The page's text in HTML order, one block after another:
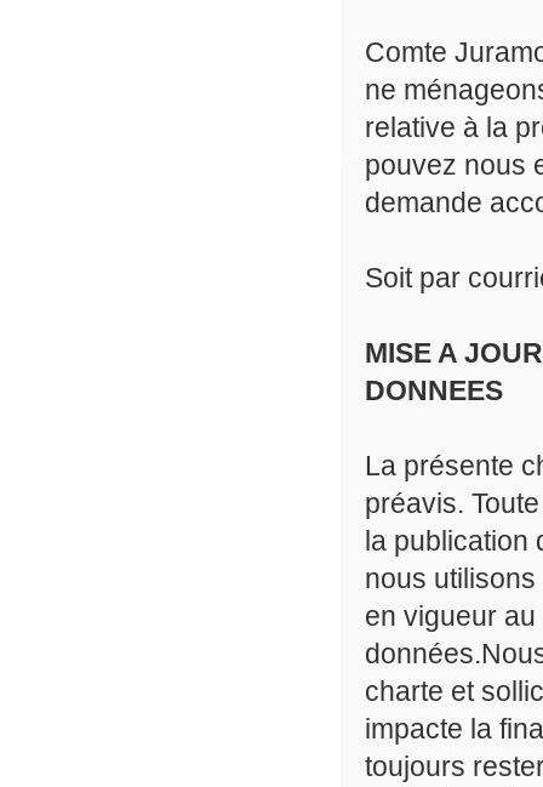
Comte
ne
relative à la
pouvez nous
demande
Soit par
MISE A
DONNEES
La présente
préavis.
la publication
nous
en vigueur
charte et
impacte la
toujours